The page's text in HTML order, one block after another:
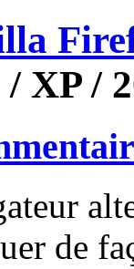
/ XP /
de